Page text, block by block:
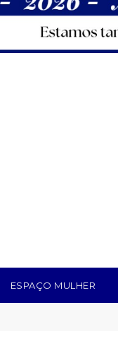
ESPAÇO MULHER